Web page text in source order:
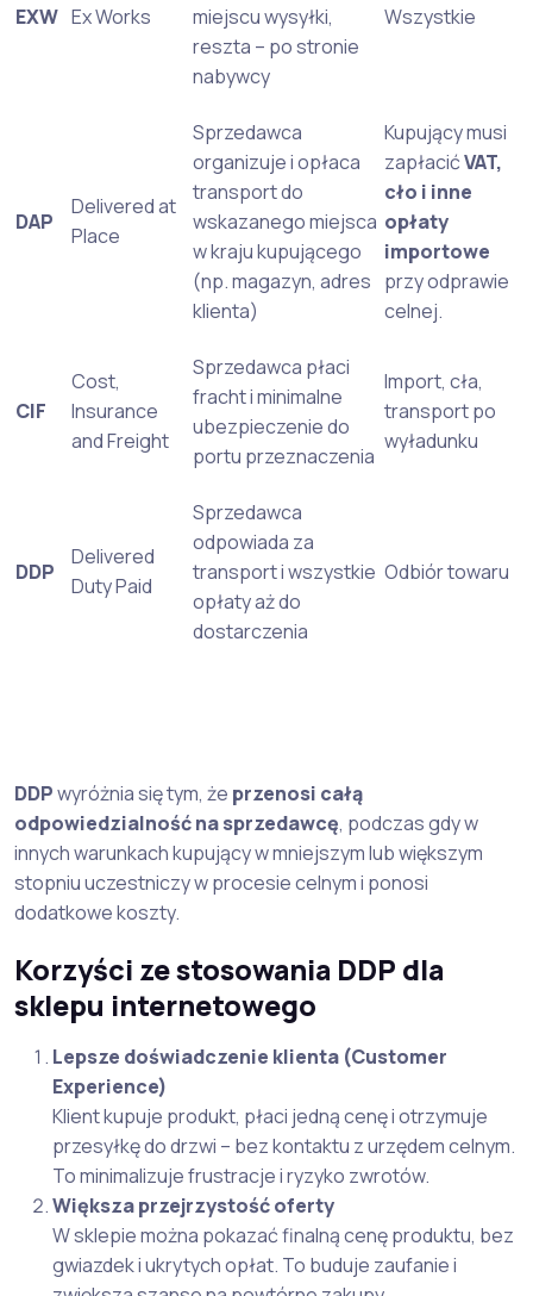
EXW Ex Works
miejscu wysyłki,
reszta – po stronie
nabywcy
Wszystkie
DAP
Delivered at
Place
Sprzedawca
organizuje i opłaca
transport do
wskazanego miejsca
w kraju kupującego
(np. magazyn, adres
klienta)
Kupujący musi
zapłacićVAT,
cło i inne
opłaty
importowe
przy odprawie
celnej.
CIF
Cost,
Insurance
and Freight
Sprzedawca płaci
fracht i minimalne
ubezpieczenie do
portu przeznaczenia
Import, cła,
transport po
wyładunku
DDP
Delivered
Duty Paid
Sprzedawca
odpowiada za
transport i wszystkie
opłaty aż do
dostarczenia
Odbiór towaru
DDPwyróżnia się tym, że przenosi całą
odpowiedzialność na sprzedawcę, podczas gdy w
innych warunkach kupujący w mniejszym lub większym
stopniu uczestniczy w procesie celnym i ponosi
dodatkowe koszty.
Korzyści ze stosowania DDP dla
sklepu internetowego
Lepsze doświadczenie klienta (Customer
Experience)
Klient kupuje produkt, płaci jedną cenę i otrzymuje
przesyłkę do drzwi – bez kontaktu z urzędem celnym.
To minimalizuje frustracje i ryzyko zwrotów.
Większa przejrzystość oferty
W sklepie można pokazać finalną cenę produktu, bez
gwiazdek i ukrytych opłat. To buduje zaufanie i